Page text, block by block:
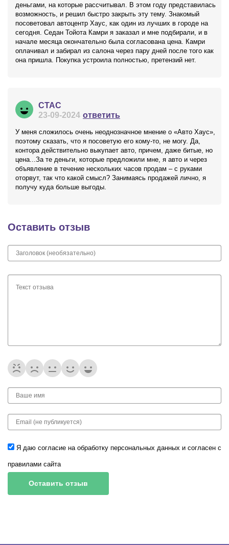
деньгами, на которые рассчитывал. В этом году представилась
возможность, и решил быстро закрыть эту тему. Знакомый
посоветовал автоцентр Хаус, как один из лучших в городе на
сегодня. Седан Тойота Камри я заказал и мне подбирали, и в
начале месяца окончательно была согласована цена. Камри
оплачивал и забирал из салона через пару дней после того как
она пришла. Покупка устроила полностью, претензий нет.
СТАС
23-09-2024 ответить
У меня сложилось очень неоднозначное мнение о «Авто Хаус»,
поэтому сказать, что я посоветую его кому-то, не могу. Да,
контора действительно выкупает авто, причем, даже битые, но
цена...За те деньги, которые предложили мне, я авто и через
объявление в течение нескольких часов продам – с руками
оторвут, так что какой смысл? Занимаясь продажей лично, я
получу куда больше выгоды.
Оставить отзыв
Я даю согласие на обработку персональных данных и согласен с
правилами сайта
Оставить отзыв